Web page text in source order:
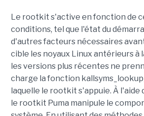
Le rootkit s'active en fonction de
conditions, tel que l'état du
d'autres facteurs nécessaires avant
cible les noyaux Linux antérieurs à
les versions plus récentes ne
charge la fonction
laquelle le rootkit s'appuie. À
le rootkit Puma manipule le